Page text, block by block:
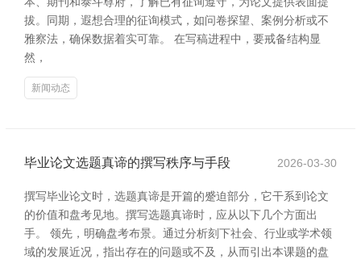
拔。同期，遐想合理的征询模式，如问卷探望、案例分析或不
雅察法，确保数据着实可靠。 在写稿进程中，要戒备结构显
然，
新闻动态
毕业论文选题真谛的撰写秩序与手段 2026-03-30
撰写毕业论文时，选题真谛是开篇的蹙迫部分，它干系到论文
的价值和盘考见地。撰写选题真谛时，应从以下几个方面出
手。 领先，明确盘考布景。通过分析刻下社会、行业或学术领
域的发展近况，指出存在的问题或不及，从而引出本课题的盘